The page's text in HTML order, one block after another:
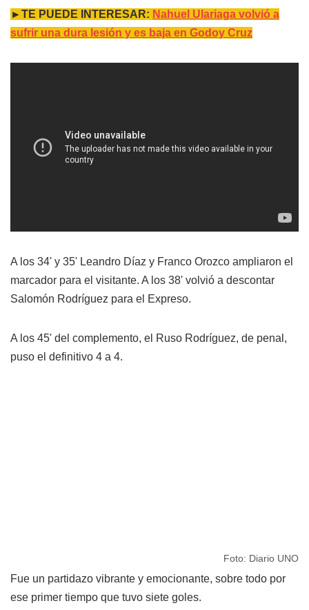
►TE PUEDE INTERESAR: Nahuel Ulariaga volvió a
sufrir una dura lesión y es baja en Godoy Cruz
A los 34' y 35' Leandro Díaz y Franco Orozco ampliaron el
marcador para el visitante. A los 38' volvió a descontar
Salomón Rodríguez para el Expreso.
A los 45' del complemento, el Ruso Rodríguez, de penal,
puso el definitivo 4 a 4.
Foto: Diario UNO
Fue un partidazo vibrante y emocionante, sobre todo por
ese primer tiempo que tuvo siete goles.